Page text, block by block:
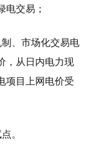
交易；
、市场化交易电
，从日内电力现
项目上网电价受
。